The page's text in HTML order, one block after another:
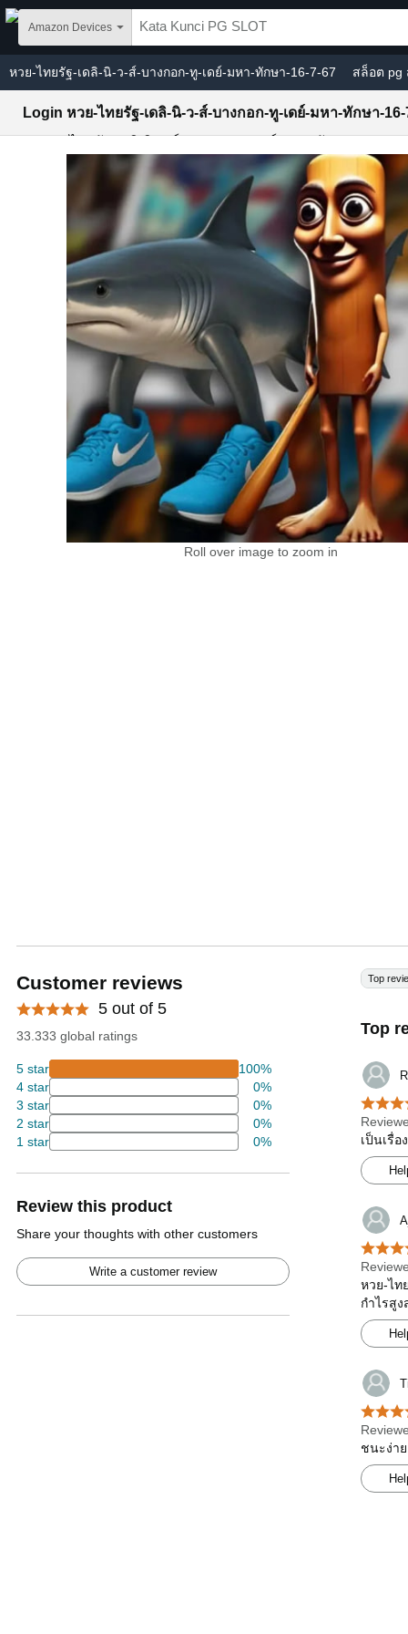
Skip to main content
Amazon Devices
หวย-ไทยรัฐ-เดลิ-นิ-ว-ส์-บางกอก-ทู-เดย์-มหา-ทักษา-16-7-67 สล็อต pg
Login หวย-ไทยรัฐ-เดลิ-นิ-ว-ส์-บางกอก-ทู-เดย์-มหา-ทักษา-16-
Roll over image to zoom in
Customer reviews
5 out of 5
33.333 global ratings
5 star
100%
4 star
0%
3 star
0%
2 star
0%
1 star
0%
Review this product
Share your thoughts with other customers
Write a customer review
Top
Top
เป็นเรื่
หวย-ไท
กำไรสูง
ชนะง่า